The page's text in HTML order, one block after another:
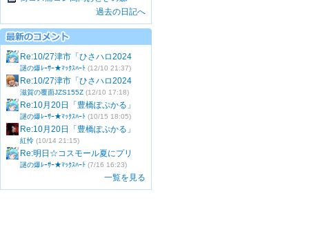
過去の日記へ
Re:10/27津市「ひさハロ2024
謎の爆ﾚｰｻｰ★ﾏｯｸｽﾊｰﾄ (12/10 21:37)
Re:10/27津市「ひさハロ2024
滋賀の覆面JZS155Z (12/10 17:18)
Re:10月20日「豊橋ぽぷかる」
謎の爆ﾚｰｻｰ★ﾏｯｸｽﾊｰﾄ (10/15 18:05)
Re:10月20日「豊橋ぽぷかる」
紅怜 (10/14 21:15)
Re:明日☆コスモール夏にプリ
謎の爆ﾚｰｻｰ★ﾏｯｸｽﾊｰﾄ (7/16 16:23)
一覧を見る